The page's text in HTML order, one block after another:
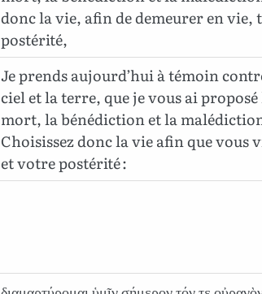
donc la vie, afin de demeurer en vie,
postérité,
Je prends aujourd’hui à témoin
ciel et la terre, que je vous ai
mort, la bénédiction et la
Choisissez donc la vie afin que vous
et votre postérité :